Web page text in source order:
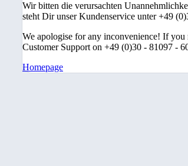
Wir bitten die verursachten
steht Dir unser Kundenservice unter +49
We apologise for any inconvenience! If you
Customer Support on +49 (0)30 - 81097 -
Homepage